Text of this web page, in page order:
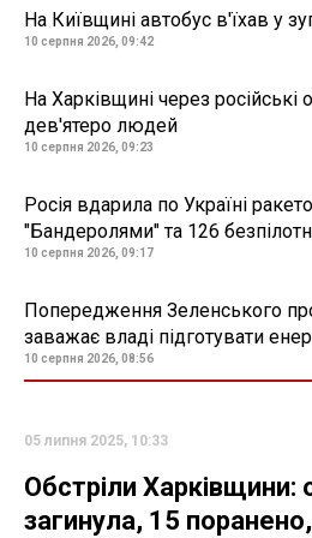
На Київщині автобус в'їхав у
10 серпня 2026, 09:42
На Харківщині через російські
дев'ятеро людей
10 серпня 2026, 09:23
Росія вдарила по Україні
"Бандеролями" та 126
10 серпня 2026, 09:17
Попередження Зеленського
заважає владі підготувати
10 серпня 2026, 08:56
05 липня 2025, 10:33
Обстріли
загинула, 15